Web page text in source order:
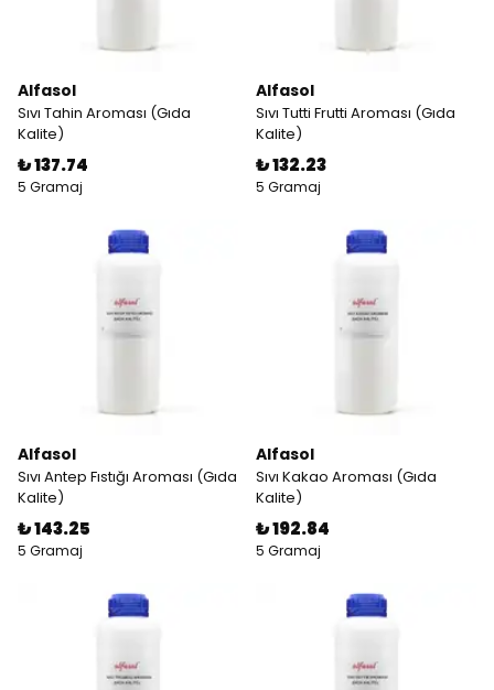
Alfasol
Sıvı Tahin Aroması (Gıda
Kalite)
₺ 137.74
5 Gramaj
Alfasol
Sıvı Tutti Frutti Aroması (Gıda
Kalite)
₺ 132.23
5 Gramaj
Alfasol
Sıvı Antep Fıstığı Aroması (Gıda
Kalite)
₺ 143.25
5 Gramaj
Alfasol
Sıvı Kakao Aroması (Gıda
Kalite)
₺ 192.84
5 Gramaj